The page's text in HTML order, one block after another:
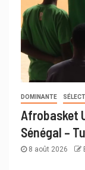
DOMINANTE
Afrobasket
Sénégal –
8 août 2026